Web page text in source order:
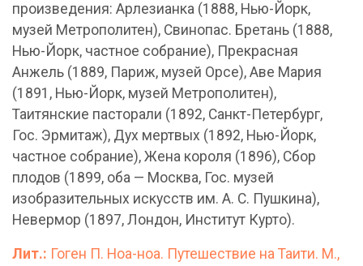
произведения: Арлезианка (1888, Нью-Йорк,
музей Метрополитен), Свинопас. Бретань (1888,
Нью-Йорк, частное собрание), Прекрасная
Анжель (1889, Париж, музей Орсе), Аве Мария
(1891, Нью-Йорк, музей Метрополитен),
Таитянские пасторали (1892, Санкт-Петербург,
Гос. Эрмитаж), Дух мертвых (1892, Нью-Йорк,
частное собрание), Жена короля (1896), Сбор
плодов (1899, оба — Москва, Гос. музей
изобразительных искусств им. А. С. Пушкина),
Невермор (1897, Лондон, Институт Курто).
Лит.: Гоген П. Ноа-ноа. Путешествие на Таити. М.,